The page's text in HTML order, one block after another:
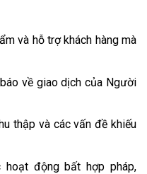
và hỗ trợ khách hàng mà
về giao dịch của Người
thập và các vấn đề khiếu
hoạt động bất hợp pháp,